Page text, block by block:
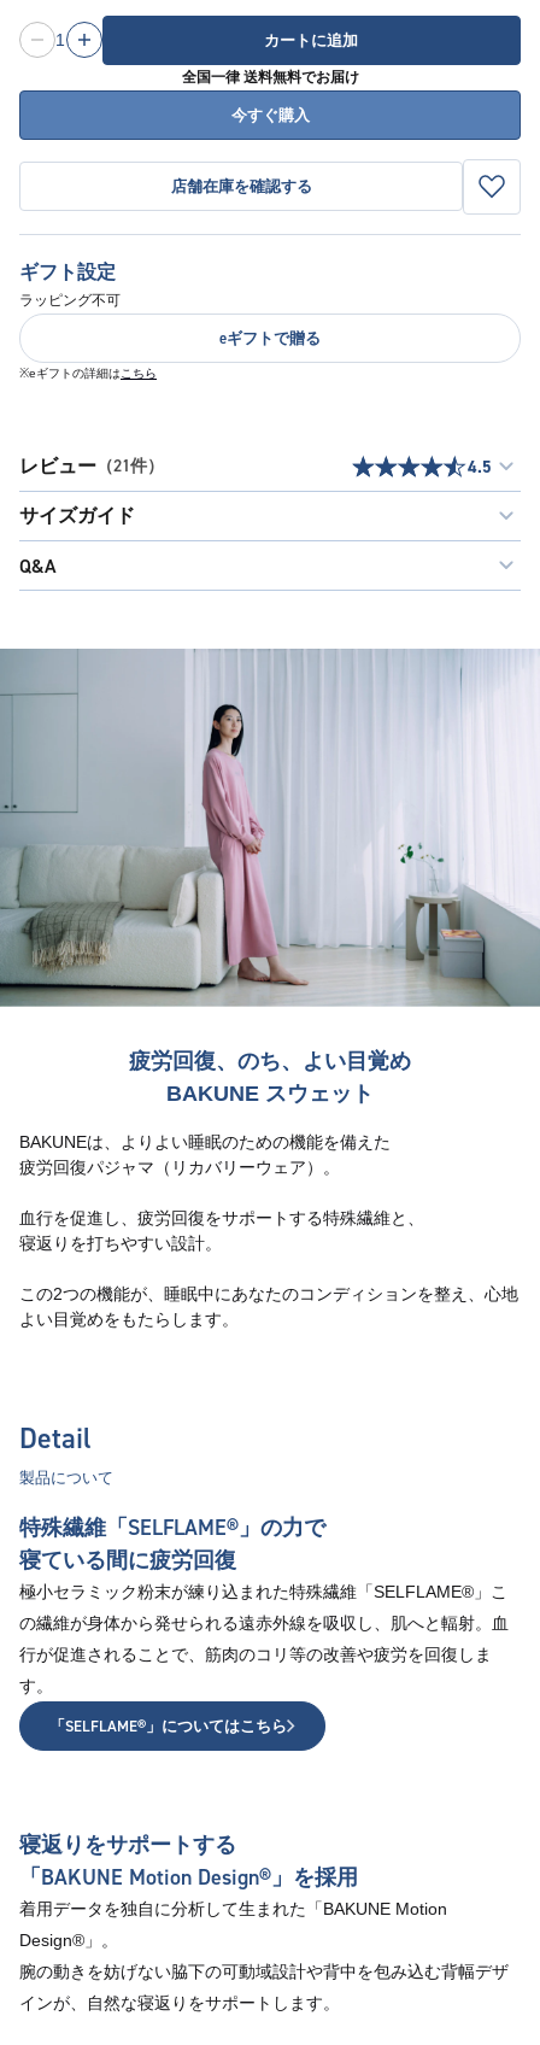
1 カートに追加
全国一律 送料無料でお届け
今すぐ購入
店舗在庫を確認する
ギフト設定
ラッピング不可
eギフトで贈る
※eギフトの詳細は こちら
レビュー （21件） 4.5
サイズガイド
Q&A
疲労回復、のち、よい目覚め
BAKUNE スウェット
BAKUNEは、よりよい睡眠のための機能を備えた
疲労回復パジャマ（リカバリーウェア）。
血行を促進し、疲労回復をサポートする特殊繊維と、
寝返りを打ちやすい設計。
この2つの機能が、睡眠中にあなたのコンディションを整え、心地
よい目覚めをもたらします。
Detail
製品について
特殊繊維「SELFLAME®︎」の力で
寝ている間に疲労回復
極小セラミック粉末が練り込まれた特殊繊維「SELFLAME®︎」こ
の繊維が身体から発せられる遠赤外線を吸収し、肌へと輻射。血
行が促進されることで、筋肉のコリ等の改善や疲労を回復しま
す。
「SELFLAME®︎」についてはこちら
寝返りをサポートする
「BAKUNE Motion Design®」を採用
着用データを独自に分析して生まれた「BAKUNE Motion
Design®」。
腕の動きを妨げない脇下の可動域設計や背中を包み込む背幅デザ
インが、自然な寝返りをサポートします。